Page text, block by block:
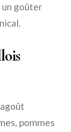
un goûter
pommes